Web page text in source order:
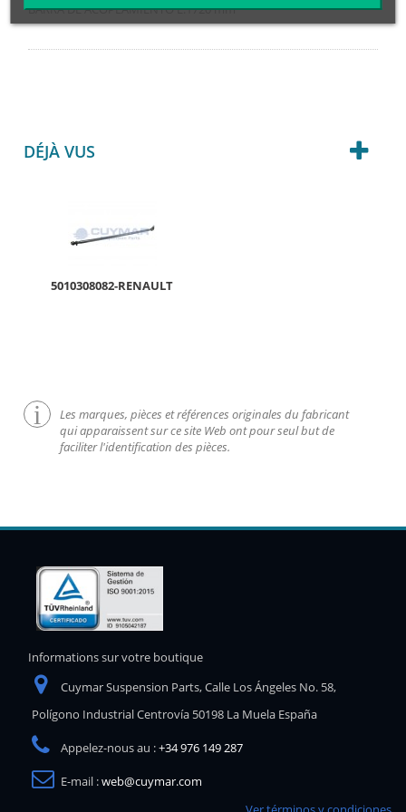
BARRA DE ACOPLAMIENTO L:1720 mm
DÉJÀ VUS
5010308082-RENAULT
Les marques, pièces et références originales du fabricant
qui apparaissent sur ce site Web ont pour seul but de
faciliter l'identification des pièces.
Informations sur votre boutique
Cuymar Suspension Parts, Calle Los Ángeles No. 58,
Polígono Industrial Centrovía 50198 La Muela España
Appelez-nous au :+34 976 149 287
E-mail :web@cuymar.com